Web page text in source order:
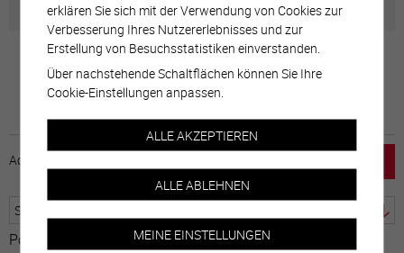
Accueil
Powered by Google Übersetzer
erklären Sie sich mit der Verwendung von Cookies zur
Verbesserung Ihres Nutzererlebnisses und zur
Erstellung von Besuchsstatistiken einverstanden.
Über nachstehende Schaltflächen können Sie Ihre
Cookie-Einstellungen anpassen.
ALLE AKZEPTIEREN
ALLE ABLEHNEN
MEINE EINSTELLUNGEN